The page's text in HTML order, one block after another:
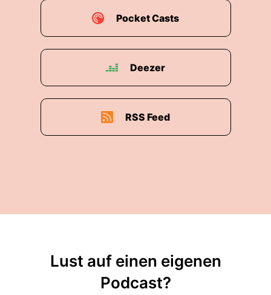
Pocket Casts
Deezer
RSS Feed
Lust auf einen eigenen
Podcast?